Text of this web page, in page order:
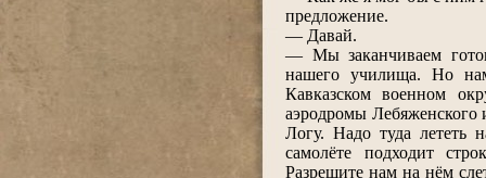
предложение.
― Давай.
― Мы заканчиваем
нашего училища. Но
Кавказском военном
аэродромы Лебяженского
Логу. Надо туда лететь
самолёте подходит
Разрешите нам на нём